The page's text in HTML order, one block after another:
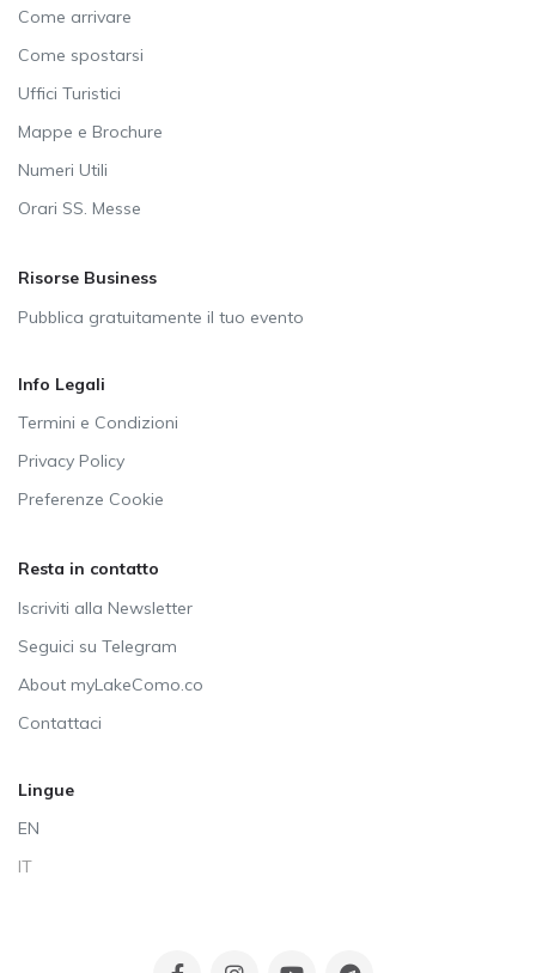
Come arrivare
Come spostarsi
Uffici Turistici
Mappe e Brochure
Numeri Utili
Orari SS. Messe
Risorse Business
Pubblica gratuitamente il tuo evento
Info Legali
Termini e Condizioni
Privacy Policy
Preferenze Cookie
Resta in contatto
Iscriviti alla Newsletter
Seguici su Telegram
About myLakeComo.co
Contattaci
Lingue
EN
IT